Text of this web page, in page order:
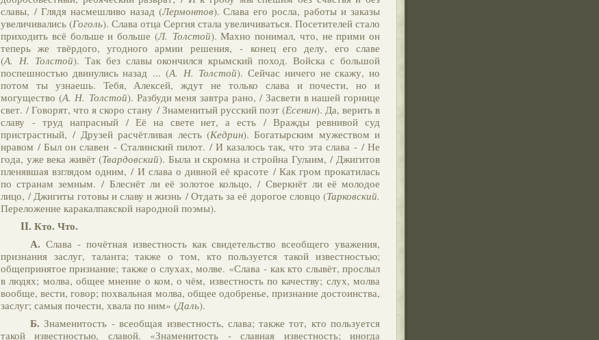
славы, / Глядя насмешливо назад (Лермонтов). Слава его росла, работы и заказы
увеличивались (Гоголь). Слава отца Сергия стала увеличиваться. Посетителей стало
приходить всё больше и больше (Л. Толстой). Махно понимал, что, не прими он
теперь же твёрдого, угодного армии решения, - конец его делу, его славе
(А. Н. Толстой). Так без славы окончился крымский поход. Войска с большой
поспешностью двинулись назад ... (А. Н. Толстой). Сейчас ничего не скажу, но
потом ты узнаешь. Тебя, Алексей, ждут не только слава и почести, но и
могущество (А. Н. Толстой). Разбуди меня завтра рано, / Засвети в нашей горнице
свет. / Говорят, что я скоро стану / Знаменитый русский поэт (Есенин). Да, верить в
славу - труд напрасный / Её на свете нет, а есть / Вражды ревнивой суд
пристрастный, / Друзей расчётливая лесть (Кедрин). Богатырским мужеством и
нравом / Был он славен - Сталинский пилот. / И казалось так, что эта слава - / Не
года, уже века живёт (Твардовский). Была и скромна и стройна Гулаим, / Джигитов
пленявшая взглядом одним, / И слава о дивной её красоте / Как гром прокатилась
по странам земным. / Блеснёт ли её золотое кольцо, / Сверкнёт ли её молодое
лицо, / Джигиты готовы и славу и жизнь / Отдать за её дорогое словцо (Тарковский.
Переложение каракалпакской народной поэмы).
II. Кто. Что.
А. Слава - почётная известность как свидетельство всеобщего уважения,
признания заслуг, таланта; также о том, кто пользуется такой известностью;
общепринятое признание; также о слухах, молве. «Слава - как кто слывёт, прослыл
в людях; молва, общее мнение о ком, о чём, известность по качеству; слух, молва
вообще, вести, говор; похвальная молва, общее одобренье, признание достоинства,
заслуг; самыя почести, хвала по ним» (Даль).
Б. Знаменитость - всеобщая известность, слава; также тот, кто пользуется
такой известностью, славой. «Знаменитость - славная известность; иногда